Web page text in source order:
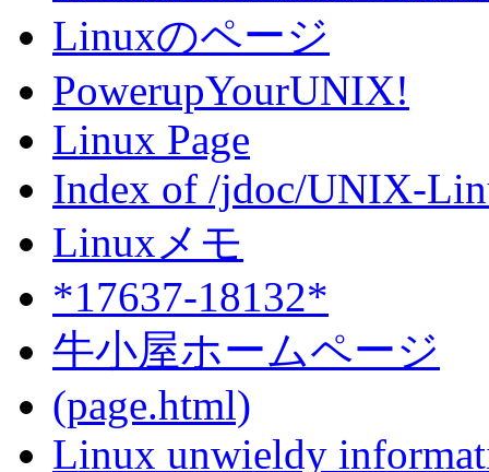
Linuxのページ
PowerupYourUNIX!
Linux Page
Index of /jdoc/UNIX-
Linuxメモ
*17637-18132*
牛小屋ホームページ
(page.html)
Linux unwieldy